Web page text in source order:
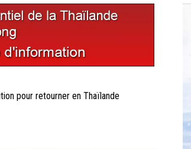
pour retourner en Thaïlande